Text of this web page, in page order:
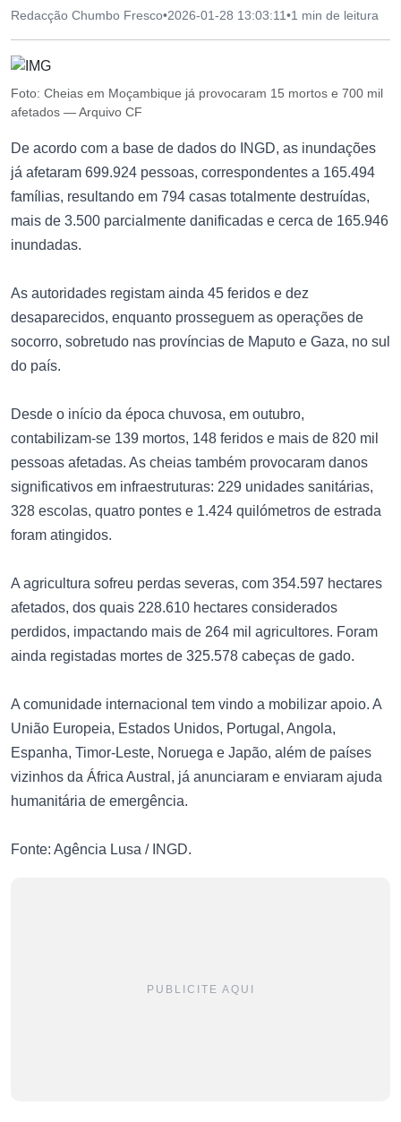
Redacção Chumbo Fresco•2026-01-28 13:03:11•1 min de leitura
Foto: Cheias em Moçambique já provocaram 15 mortos e 700 mil
afetados — Arquivo CF
De acordo com a base de dados do INGD, as inundações
já afetaram 699.924 pessoas, correspondentes a 165.494
famílias, resultando em 794 casas totalmente destruídas,
mais de 3.500 parcialmente danificadas e cerca de 165.946
inundadas.
As autoridades registam ainda 45 feridos e dez
desaparecidos, enquanto prosseguem as operações de
socorro, sobretudo nas províncias de Maputo e Gaza, no sul
do país.
Desde o início da época chuvosa, em outubro,
contabilizam-se 139 mortos, 148 feridos e mais de 820 mil
pessoas afetadas. As cheias também provocaram danos
significativos em infraestruturas: 229 unidades sanitárias,
328 escolas, quatro pontes e 1.424 quilómetros de estrada
foram atingidos.
A agricultura sofreu perdas severas, com 354.597 hectares
afetados, dos quais 228.610 hectares considerados
perdidos, impactando mais de 264 mil agricultores. Foram
ainda registadas mortes de 325.578 cabeças de gado.
A comunidade internacional tem vindo a mobilizar apoio. A
União Europeia, Estados Unidos, Portugal, Angola,
Espanha, Timor-Leste, Noruega e Japão, além de países
vizinhos da África Austral, já anunciaram e enviaram ajuda
humanitária de emergência.
Fonte: Agência Lusa / INGD.
PUBLICITE AQUI